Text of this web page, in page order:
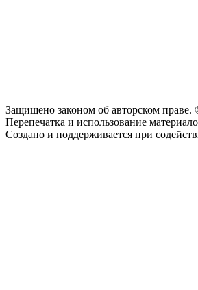
Защищено законом об авторском
Перепечатка и использование
Создано и поддерживается при